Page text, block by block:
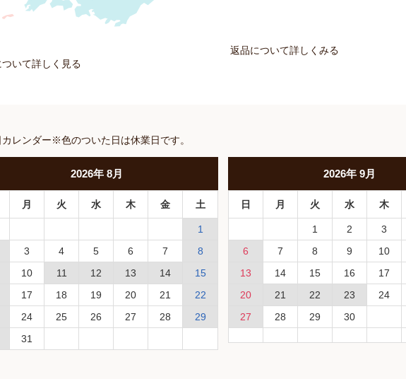
いて詳しく見る
返品について詳しくみる
レンダー※色のついた日は休業日です。
2026年 8月
月 火 水 木 金 土
1
3 4 5 6 7
8
10 11 12 13 14
15
17 18 19 20 21
22
24 25 26 27 28
29
31
2026年9月
日 月 火 水 木
1 2
3
6
7 8 9
10
13
14 15 16
17
20
21 22 23
24
27
28 29 30